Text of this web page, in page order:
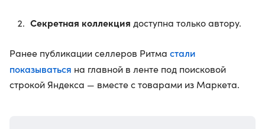
Секретная коллекция доступна только автору.
Ранее публикации селлеров Ритма стали
показываться на главной в ленте под поисковой
строкой Яндекса — вместе с товарами из Маркета.